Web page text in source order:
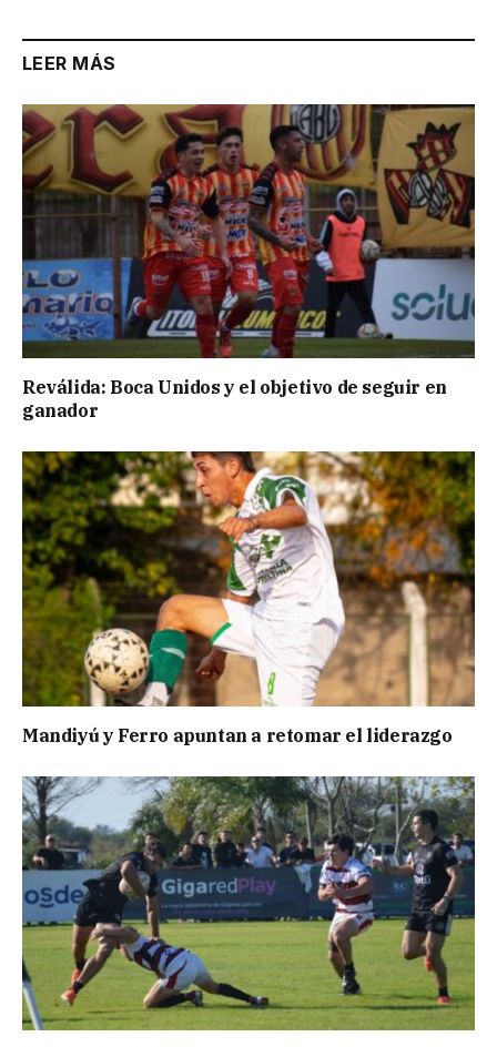
LEER MÁS
Reválida: Boca Unidos y el objetivo de seguir en
ganador
Mandiyú y Ferro apuntan a retomar el liderazgo